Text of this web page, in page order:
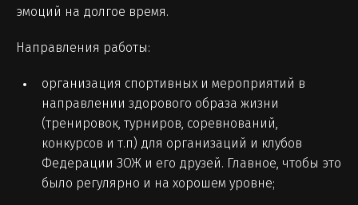
эмоций на долгое время.
Направления работы:
организация спортивных и мероприятий в
направлении здорового образа жизни
(тренировок, турниров, соревнований,
конкурсов и т.п) для организаций и клубов
Федерации ЗОЖ и его друзей. Главное, чтобы это
было регулярно и на хорошем уровне;